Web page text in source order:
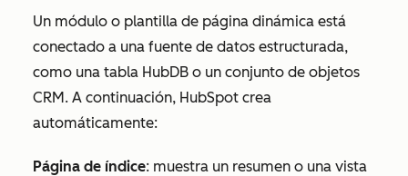
Un módulo o plantilla de página dinámica está
conectado a una fuente de datos estructurada,
como una tabla HubDB o un conjunto de objetos
CRM. A continuación, HubSpot crea
automáticamente:
Página de índice: muestra un resumen o una vista